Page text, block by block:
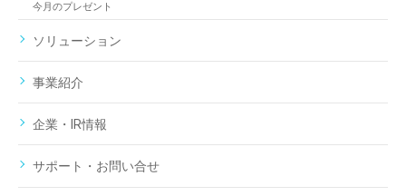
今月のプレゼント
ソリューション
事業紹介
企業・IR情報
サポート・お問い合せ